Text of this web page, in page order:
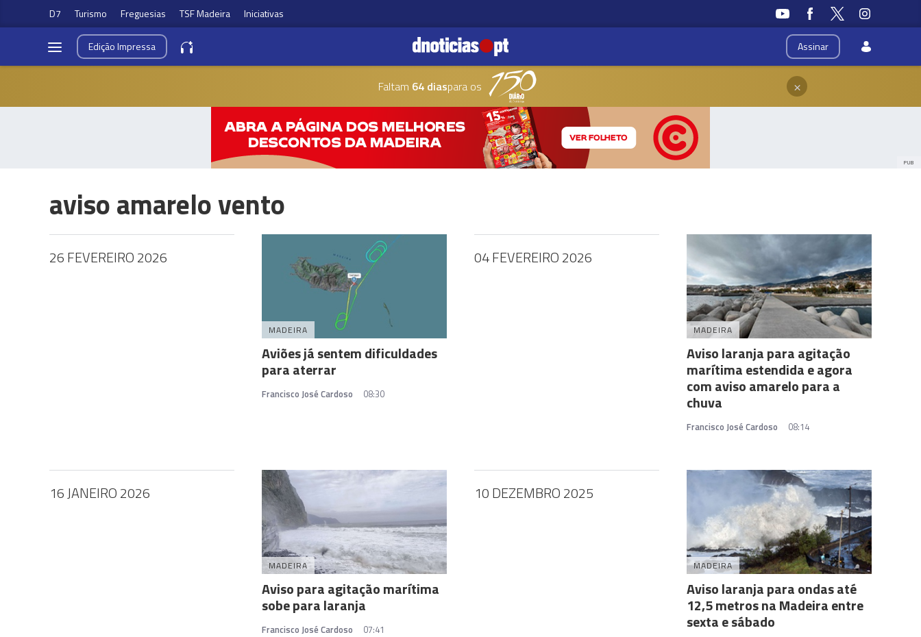
D7 Turismo Freguesias TSF Madeira Iniciativas
Assinar
EdiçãoImpressa
Faltam 64 diaspara os ×
PUB
aviso amarelo vento
26 FEVEREIRO 2026
MADEIRA
Aviões já sentem dificuldades
para aterrar
Francisco José Cardoso 08:30
04 FEVEREIRO 2026
MADEIRA
Aviso laranja para agitação
marítima estendida e agora
com aviso amarelo para a
chuva
Francisco José Cardoso 08:14
16 JANEIRO 2026
MADEIRA
Aviso para agitação marítima
sobe para laranja
Francisco José Cardoso 07:41
10 DEZEMBRO 2025
MADEIRA
Aviso laranja para ondas até
12,5 metros na Madeira entre
sexta e sábado